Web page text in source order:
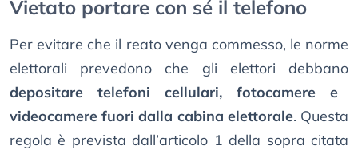
Vietato portare con sé il telefono
Per evitare che il reato venga commesso, le norme
elettorali prevedono che gli elettori debbano
depositare telefoni cellulari, fotocamere e
videocamere fuori dalla cabina elettorale. Questa
regola è prevista dall’articolo 1 della sopra citata